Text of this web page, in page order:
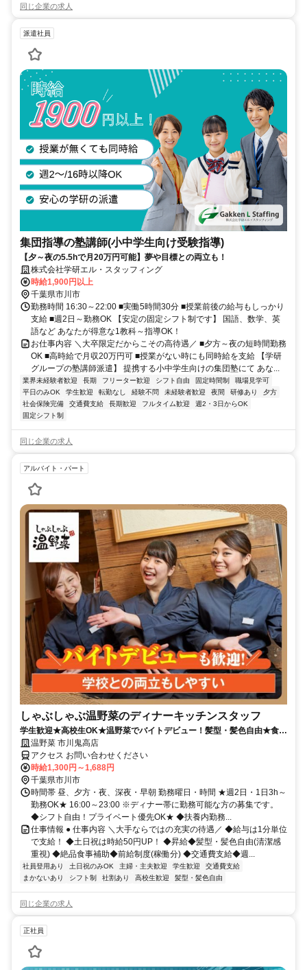
同じ企業の求人
派遣社員
集団指導の塾講師(小中学生向け受験指導)
【夕～夜の5.5hで月20万円可能】夢や目標との両立も！
株式会社学研エル・スタッフィング
時給1,900円以上
千葉県市川市
勤務時間 16:30～22:00 ■実働5時間30分 ■授業前後の給与もしっかり
支給 ■週2日～勤務OK 【安定の固定シフト制です】 国語、数学、英
語など あなたが得意な1教科～指導OK！
お仕事内容 ＼大卒限定だからこその高待遇／ ■夕方～夜の短時間勤務
OK ■高時給で月収20万円可 ■授業がない時にも同時給を支給 【学研
グループの塾講師派遣】 提携する小中学生向けの集団塾にて あな...
業界未経験者歓迎 長期 フリーター歓迎 シフト自由 固定時間制
職場見学可
平日のみOK
学生歓迎 転勤なし 経験不問 未経験者歓迎 夜間 研修あり
夕方
社会保険完備
交通費支給 長期歓迎 フルタイム歓迎
週2・3日からOK
固定シフト制
同じ企業の求人
アルバイト・パート
しゃぶしゃぶ温野菜のディナーキッチンスタッフ
学生歓迎★高校生OK★温野菜でバイトデビュー！髪型・髪色自由★食事
補助有★履歴書不要
温野菜 市川鬼高店
アクセス お問い合わせください
時給1,300円～1,688円
千葉県市川市
時間帯 昼、夕方・夜、深夜・早朝 勤務曜日・時間 ★週2日・1日3h～
勤務OK★ 16:00～23:00 ※ディナー帯に勤務可能な方の募集です。
◆シフト自由！プライベート優先OK★ ◆扶養内勤務...
仕事情報 ● 仕事内容 ＼大手ならではの充実の待遇／ ◆給与は1分単位
で支給！ ◆土日祝は時給50円UP！ ◆昇給◆髪型・髪色自由(清潔感
重視) ◆絶品食事補助◆前給制度(稼働分) ◆交通費支給◆週...
社員登用あり 土日祝のみOK 主婦・主夫歓迎 学生歓迎
交通費支給
まかないあり
シフト制 社割あり 高校生歓迎 髪型・髪色自由
同じ企業の求人
正社員